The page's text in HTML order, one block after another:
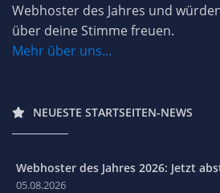
Webhoster des Jahres und
über deine Stimme freuen.
Mehr über uns...
NEUESTE STARTSEITEN-NEWS
Webhoster des Jahres 2026: Jetzt
05.08.2026